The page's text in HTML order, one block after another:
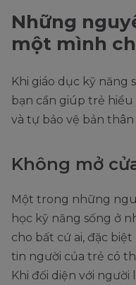
Những
một mình
Khi giáo dục kỹ năng
bạn cần giúp trẻ
và tự bảo vệ bản thân
Không mở
Một trong những
học kỹ năng sống ở
cho bất cứ ai, đặc
tin người của trẻ có
Khi đối diện với người